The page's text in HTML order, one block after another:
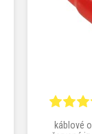
káblové